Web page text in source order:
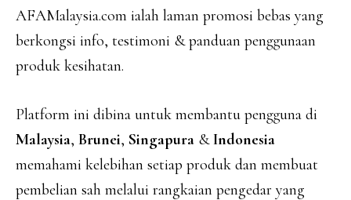
AFAMalaysia.com ialah laman promosi bebas yang
berkongsi info, testimoni & panduan penggunaan
produk kesihatan.
Platform ini dibina untuk membantu pengguna di
Malaysia, Brunei, Singapura &Indonesia
memahami kelebihan setiap produk dan membuat
pembelian sah melalui rangkaian pengedar yang